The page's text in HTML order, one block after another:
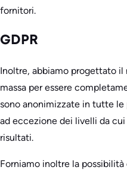
fornitori.
GDPR
Inoltre, abbiamo progettato
massa per essere
sono anonimizzate in tutte
ad eccezione dei livelli da
risultati.
Forniamo inoltre la